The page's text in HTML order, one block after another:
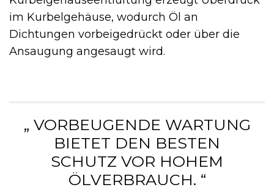
im Kurbelgehäuse, wodurch Öl an
Dichtungen vorbeigedrückt oder über die
Ansaugung angesaugt wird.
„ VORBEUGENDE WARTUNG
BIETET DEN BESTEN
SCHUTZ VOR HOHEM
ÖLVERBRAUCH. “